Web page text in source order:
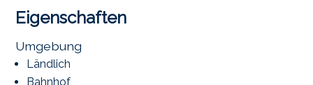
Eigenschaften
Umgebung
Ländlich
Bahnhof